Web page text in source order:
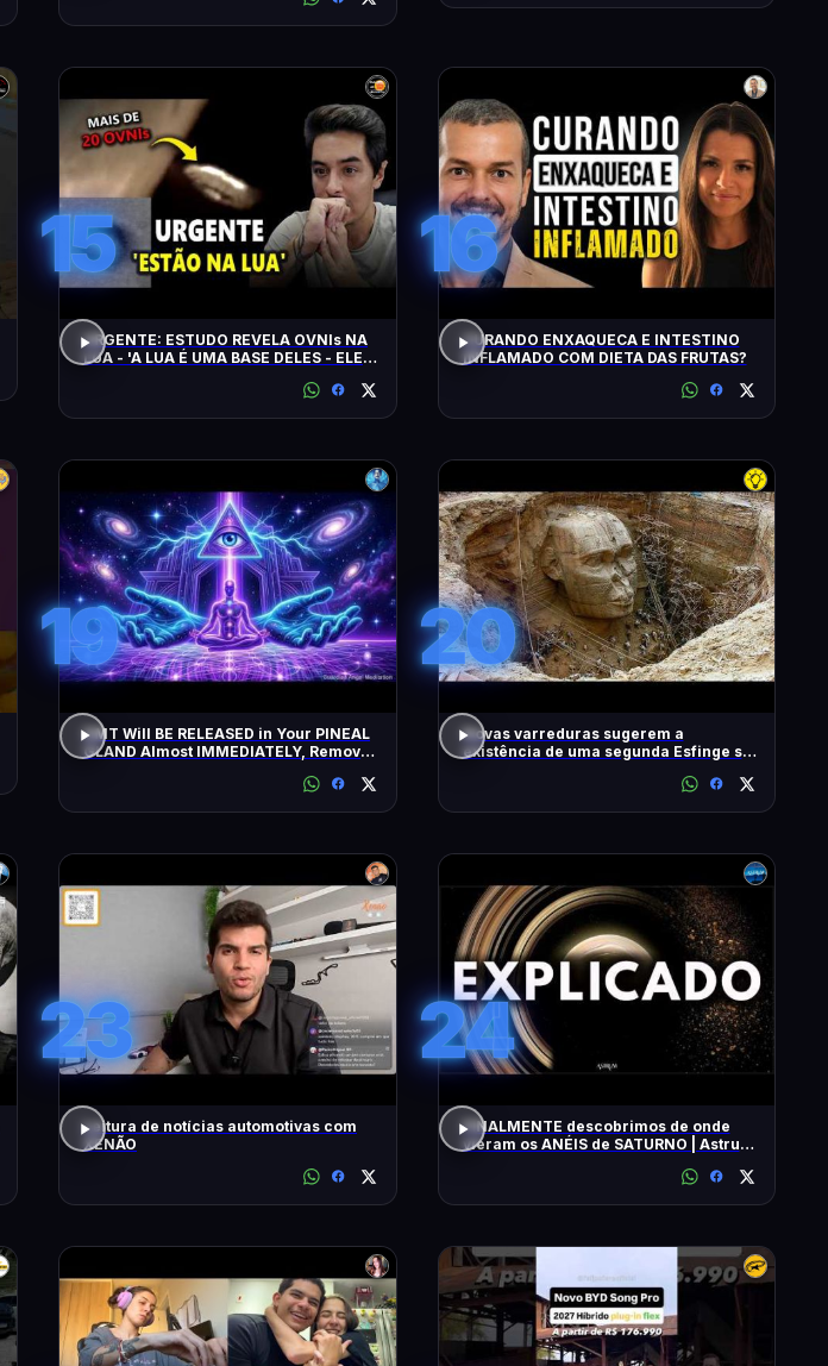
15
URGENTE: ESTUDO REVELA OVNIs NA
LUA - 'A LUA É UMA BASE DELES - ELES
16
CURANDO ENXAQUECA E INTESTINO
INFLAMADO COM DIETA DAS FRUTAS?
19
DMT Will BE RELEASED in Your PINEAL
GLAND Almost IMMEDIATELY, Remove
20
Novas varreduras sugerem a
existência de uma segunda Esfinge sob
23
Leitura de notícias automotivas com
XENÃO
24
FINALMENTE descobrimos de onde
vieram os ANÉIS de SATURNO | Astrum